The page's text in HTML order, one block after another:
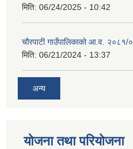
मिति: 06/24/2025 - 10:42
चौरपाटी गाउँपालिकाको आ.व. २०८१/
मिति: 06/21/2024 - 13:37
अन्य
योजना तथा परियोजना